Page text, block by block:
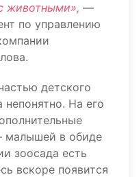
животными», —
по управлению
детского
непонятно. На его
малышей в обиде
зоосада есть
вскоре появится